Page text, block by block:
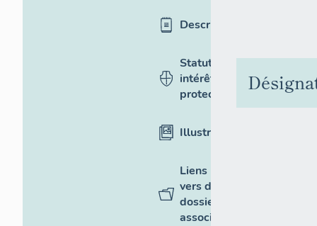
Description
Statut,
intérêt et
protection
Illustrations
Liens
vers des
dossiers
associés